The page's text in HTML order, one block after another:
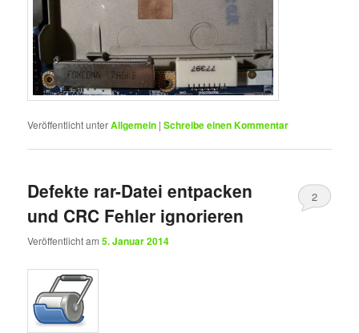
Veröffentlicht unterAllgemein |Schreibe einen Kommentar
Defekte rar-Datei entpacken
und CRC Fehler ignorieren
Veröffentlicht am5. Januar 2014
2